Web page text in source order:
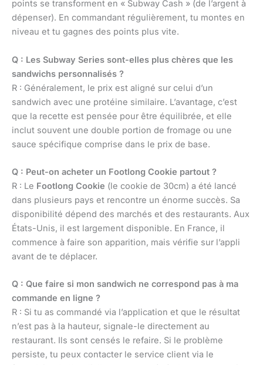
points se transforment en « Subway Cash » (de l’argent à
dépenser). En commandant régulièrement, tu montes en
niveau et tu gagnes des points plus vite.
Q : Les Subway Series sont-elles plus chères que les
sandwichs personnalisés ?
R : Généralement, le prix est aligné sur celui d’un
sandwich avec une protéine similaire. L’avantage, c’est
que la recette est pensée pour être équilibrée, et elle
inclut souvent une double portion de fromage ou une
sauce spécifique comprise dans le prix de base.
Q : Peut-on acheter un Footlong Cookie partout ?
R : Le Footlong Cookie (le cookie de 30cm) a été lancé
dans plusieurs pays et rencontre un énorme succès. Sa
disponibilité dépend des marchés et des restaurants. Aux
États-Unis, il est largement disponible. En France, il
commence à faire son apparition, mais vérifie sur l’appli
avant de te déplacer.
Q : Que faire si mon sandwich ne correspond pas à ma
commande en ligne ?
R : Si tu as commandé via l’application et que le résultat
n’est pas à la hauteur, signale-le directement au
restaurant. Ils sont censés le refaire. Si le problème
persiste, tu peux contacter le service client via le